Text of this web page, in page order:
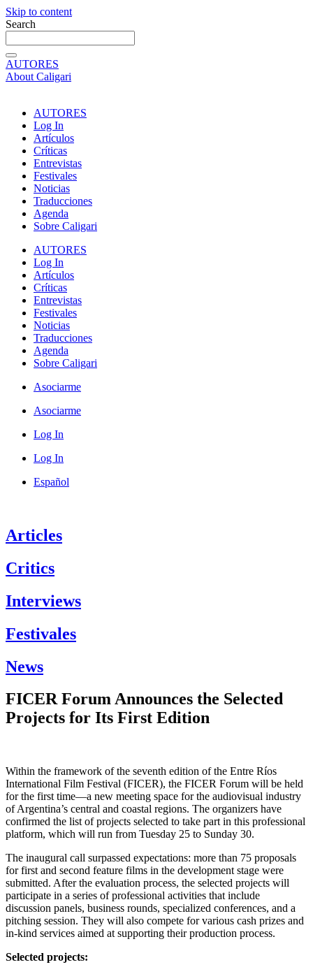
Skip to content
Search
AUTORES
About Caligari
AUTORES
Log In
Artículos
Críticas
Entrevistas
Festivales
Noticias
Traducciones
Agenda
Sobre Caligari
AUTORES
Log In
Artículos
Críticas
Entrevistas
Festivales
Noticias
Traducciones
Agenda
Sobre Caligari
Asociarme
Asociarme
Log In
Log In
Español
Articles
Critics
Interviews
Festivales
News
FICER Forum Announces the Selected
Projects for Its First Edition
Within the framework of the seventh edition of the Entre Ríos
International Film Festival (FICER), the FICER Forum will be held
for the first time—a new meeting space for the audiovisual industry
of Argentina’s central and coastal regions. The organizers have
confirmed the list of projects selected to take part in this professional
platform, which will run from Tuesday 25 to Sunday 30.
The inaugural call surpassed expectations: more than 75 proposals
for first and second feature films in the development stage were
submitted. After the evaluation process, the selected projects will
participate in a series of professional activities that include
discussion panels, business rounds, specialized conferences, and a
pitching session. They will also compete for various cash prizes and
in-kind services aimed at supporting their production process.
Selected projects: